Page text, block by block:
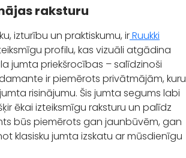
raksturu
izturību un praktiskumu, irRuukki
profilu, kas vizuāli atgādina
jumta priekšrocības – salīdzinoši
ir piemērots privātmājām, kuru
risinājumu. Šis jumta segums labi
ēkai izteiksmīgu raksturu un palīdz
būs piemērots gan jaunbūvēm, gan
klasisku jumta izskatu ar mūsdienīgu